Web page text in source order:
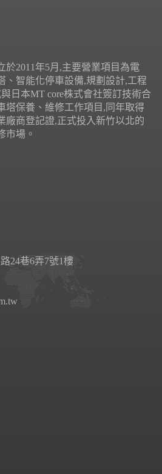
於2011年5月,主要營業項目為電
、智能化停車設備,規劃設計,工程
日本MT core株式會社簽訂技術合
塔保養、維修工作項目,同年取得
廠商登記證,正式投入新竹以北的
市場。
24巷6弄7號1樓